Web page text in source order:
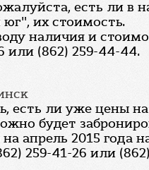
есть ли в
их стоимость.
наличия и
или (862) 259-44-44.
есть ли уже цены
будет
апрель 2015 года
259-41-26 или